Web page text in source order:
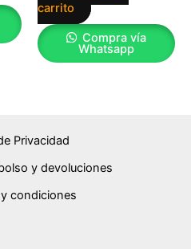
carrito
Compra vía
Whatsapp
Privacidad
y devoluciones
condiciones